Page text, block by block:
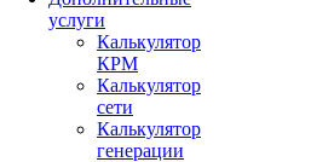
услуги
Калькулятор
КРМ
Калькулятор
сети
Калькулятор
генерации